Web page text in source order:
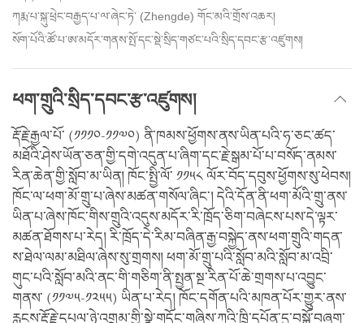
ཀརྨ་པ་སྐུ་ཕྲེང་བརྒྱད་པ་ལ་ཞེང་ཏེ་ (Zhengde) གོང་མའི་གྲོས་འཆར།
སོག་པོའི་ཚོ་པ་ཨ་མདོར་གནས་སྤོ་དང་སྡེ་སྲིད་གཙང་པའི་སྲིད་དབང་རྩ་འཛུགས།
ཕག་གྲུའི་སྲིད་དབང་རྩ་འཛུགས།
རྡོ་རྗེ་རྒྱལ་པོ་ (༡༡༡༠-༡༡༧༠) ནི་ཁམས་ཕྱོགས་ནས་ཡིན་པའི་ཧ་ཅང་ཚད་
མཐོའི་ཤེས་ཡོན་ཅན་གྱི་དགེ་འདུན་པ་ཞིག་དང་རྗེ་སྒམ་པོ་པ་བསོད་ནམས་
རིན་ཆེན་གྱི་སློབ་མ་ཡིན། ཁོང་སྤྱི་ལོ་ ༡༡༥༨ ལོར་བོད་དབུས་ཕྱོགས་སུ་ཕེབས།
ཁོང་ལ་ཕག་མོ་གྲུ་པ་ཞེས་མཚན་གསོལ་ཞིང་། དེའི་དོན་ནི་ཕག་མོའི་གྲུ་ནས་
ཡིན་པ་ཞེས་ཁོང་གིས་གྲུའི་འདུས་མདོར་རི་ཁྲོད་ཅིག་བཞེངས་པས་དེ་ལྟར་
མཚན་ཐོགས་པ་རེད། རི་ཁྲོད་དེ་རིམ་བཞིན་རྒྱ་བསྐྱེད་ནས་ཕག་གྲུའི་གདན་
ས་ཐེལ་ལམ་མཐིལ་ཞེས་སུ་གྲགས། ཕག་མོ་གྲུ་པའི་སློབ་མའི་སློབ་མ་འབྲི་
གུང་པའི་སློབ་མའི་ནང་གི་གཅིག་ནི་སྤྱན་སྔ་རིན་པོ་ཆེ་གྲགས་པ་འབྱུང་
གནས་ (༡༡༧༥-༡༢༥༥) ཡིན་པ་རེད། ཁོང་དགོན་པའི་མཁན་པོར་གྱུར་ནས་
རླངས་རྡོ་རྗེ་དཔལ་ཉེ་འགྲམ་གྱི་སྣེ་གདོང་གཞིས་ཀའི་ཁྲི་དཔོན་དུ་བསྐོ་བཞག་